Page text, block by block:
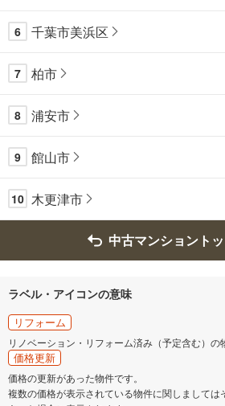
6 千葉市美浜区
7 柏市
8 浦安市
9 館山市
10 木更津市
中古マンショント
ラベル・アイコンの意味
リフォーム
リノベーション・リフォーム済み（予定含む）の
価格更新
価格の更新があった物件です。
複数の価格が表示されている物件に関しまして